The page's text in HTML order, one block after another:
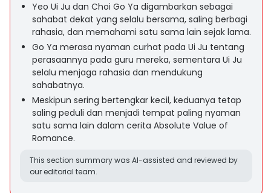
Yeo Ui Ju dan Choi Go Ya digambarkan sebagai
sahabat dekat yang selalu bersama, saling berbagi
rahasia, dan memahami satu sama lain sejak lama.
Go Ya merasa nyaman curhat pada Ui Ju tentang
perasaannya pada guru mereka, sementara Ui Ju
selalu menjaga rahasia dan mendukung
sahabatnya.
Meskipun sering bertengkar kecil, keduanya tetap
saling peduli dan menjadi tempat paling nyaman
satu sama lain dalam cerita Absolute Value of
Romance.
This section summary was AI-assisted and reviewed by
our editorial team.